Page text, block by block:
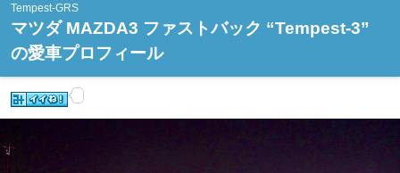
Tempest-GRS
マツダ MAZDA3 ファストバック “Tempest-3”
の愛車プロフィール